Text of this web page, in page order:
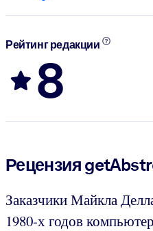
Рейтинг редакции
8
Рецензия
Заказчики Майкла
1980-х годов